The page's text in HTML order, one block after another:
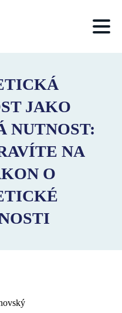
JAKO
NUTNOST:
NA
O